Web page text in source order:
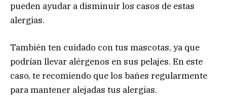
pueden ayudar a disminuir los casos de estas
alergias.
También ten cuidado con tus mascotas, ya que
podrían llevar alérgenos en sus pelajes. En este
caso, te recomiendo que los bañes regularmente
para mantener alejadas tus alergias.